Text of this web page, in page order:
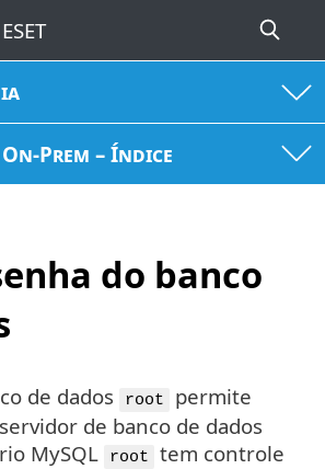
On-Prem – Índice
do banco
de dados root
permite
de banco de dados
MySQL
root
tem controle